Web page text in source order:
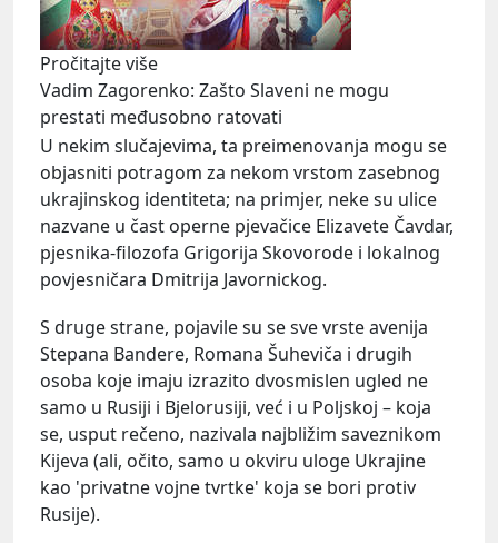
Pročitajte više
Vadim Zagorenko: Zašto Slaveni ne mogu
prestati međusobno ratovati
U nekim slučajevima, ta preimenovanja mogu se
objasniti potragom za nekom vrstom zasebnog
ukrajinskog identiteta; na primjer, neke su ulice
nazvane u čast operne pjevačice Elizavete Čavdar,
pjesnika-filozofa Grigorija Skovorode i lokalnog
povjesničara Dmitrija Javornickog.
S druge strane, pojavile su se sve vrste avenija
Stepana Bandere, Romana Šuheviča i drugih
osoba koje imaju izrazito dvosmislen ugled ne
samo u Rusiji i Bjelorusiji, već i u Poljskoj – koja
se, usput rečeno, nazivala najbližim saveznikom
Kijeva (ali, očito, samo u okviru uloge Ukrajine
kao 'privatne vojne tvrtke' koja se bori protiv
Rusije).